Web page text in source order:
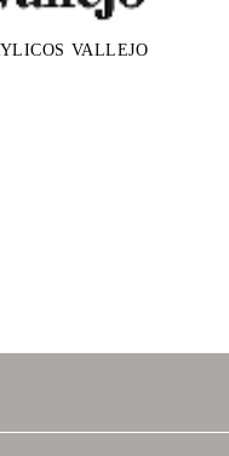
VALLEJO